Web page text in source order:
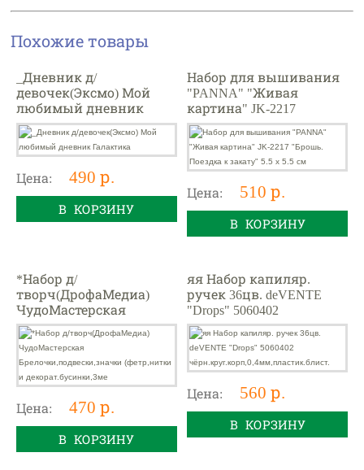
Похожие товары
_Дневник д/
девочек(Эксмо) Мой
любимый дневник
Галактика
Цена: 490 р.
В КОРЗИНУ
Набор для вышивания
"PANNA" "Живая
картина" JK-2217
"Брошь. Поездка к
закату" 5.5 х 5.5 см
Цена: 510 р.
В КОРЗИНУ
*Набор д/
творч(ДрофаМедиа)
ЧудоМастерская
Брелочки,подвески,зна
чки (фетр,нитки и
декорат.бусинки,3ме
Цена: 470 р.
В КОРЗИНУ
яя Набор капиляр.
ручек 36цв. deVENTE
"Drops" 5060402
чёрн.круг.корп,0,4мм,п
ластик.блист.
Цена: 560 р.
В КОРЗИНУ